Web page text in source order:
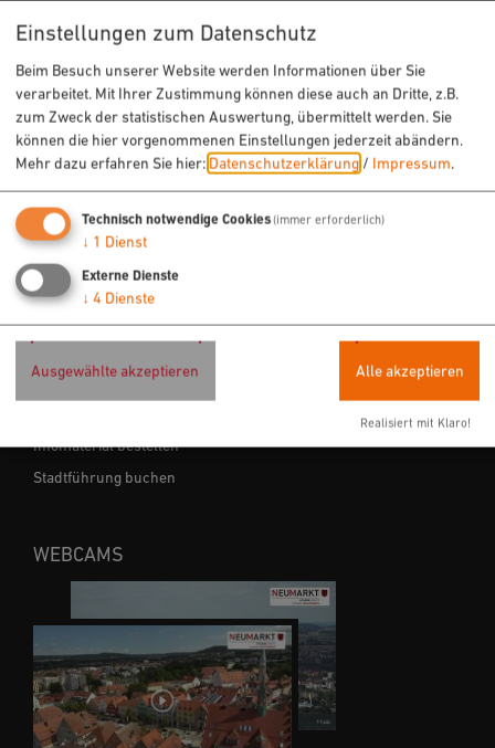
Freizeit
Sehenswertes
Veranstaltungen
ÜBERNACHTEN & EINKEHREN
Hotels
Ferienwohnungen
Gastronomie
SERVICE
Infomaterial bestellen
Stadtführung buchen
WEBCAMS
Einstellungen zum Datenschutz
Beim Besuch unserer Website werden Informationen über Sie
verarbeitet. Mit Ihrer Zustimmung können diese auch an Dritte, z.B.
zum Zweck der statistischen Auswertung, übermittelt werden. Sie
können die hier vorgenommenen Einstellungen jederzeit abändern.
Mehr dazu erfahren Sie hier: Datenschutzerklärung / Impressum.
Technisch notwendige Cookies(immer erforderlich)
↓ 1 Dienst
Externe Dienste
↓ 4 Dienste
Ausgewählte akzeptieren Alle akzeptieren
Realisiert mit Klaro!